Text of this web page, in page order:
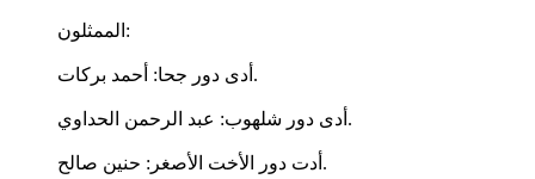
الممثلون:
أدى دور جحا: أحمد بركات.
أدى دور شلهوب: عبد الرحمن الحداوي.
أدت دور الأخت الأصغر: حنين صالح.